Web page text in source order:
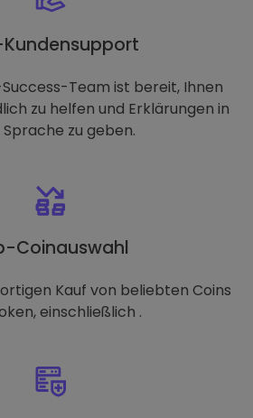
Kundensupport
Team ist bereit, Ihnen
zu helfen und Erklärungen in
zu geben.
Coinauswahl
Kauf von beliebten Coins
einschließlich .